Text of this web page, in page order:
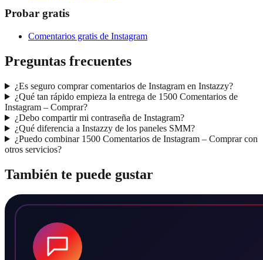
Probar gratis
Comentarios gratis de Instagram
Preguntas frecuentes
¿Es seguro comprar comentarios de Instagram en Instazzy?
¿Qué tan rápido empieza la entrega de 1500 Comentarios de
Instagram – Comprar?
¿Debo compartir mi contraseña de Instagram?
¿Qué diferencia a Instazzy de los paneles SMM?
¿Puedo combinar 1500 Comentarios de Instagram – Comprar con
otros servicios?
También te puede gustar